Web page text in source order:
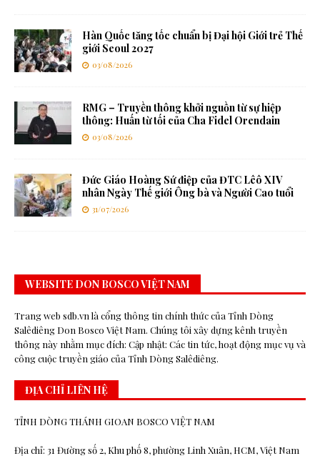
Hàn Quốc tăng tốc chuẩn bị Đại hội Giới trẻ Thế
giới Seoul 2027
03/08/2026
RMG – Truyền thông khởi nguồn từ sự hiệp
thông: Huấn từ tối của Cha Fidel Orendain
03/08/2026
Đức Giáo Hoàng Sứ điệp của ĐTC Lêô XIV
nhân Ngày Thế giới Ông bà và Người Cao tuổi
31/07/2026
WEBSITE DON BOSCO VIỆT NAM
Trang web sdb.vn là cổng thông tin chính thức của Tỉnh Dòng
Salêdiêng Don Bosco Việt Nam. Chúng tôi xây dựng kênh truyền
thông này nhằm mục đích: Cập nhật: Các tin tức, hoạt động mục vụ và
công cuộc truyền giáo của Tỉnh Dòng Salêdiêng.
ĐỊA CHỈ LIÊN HỆ
TỈNH DÒNG THÁNH GIOAN BOSCO VIỆT NAM
Địa chỉ: 31 Đường số 2, Khu phố 8, phường Linh Xuân, HCM, Việt Nam